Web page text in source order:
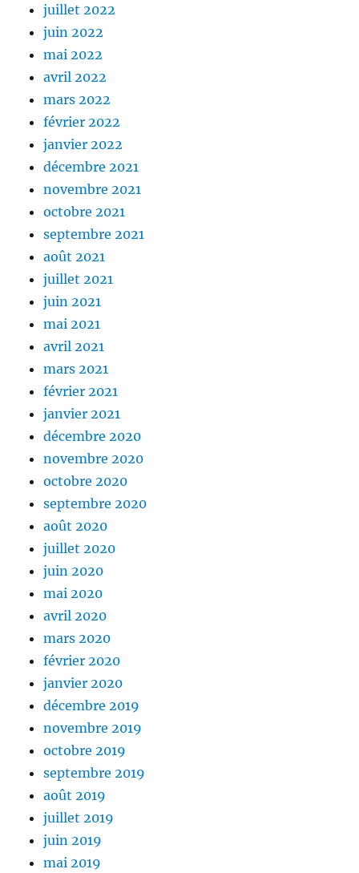
juillet 2022
juin 2022
mai 2022
avril 2022
mars 2022
février 2022
janvier 2022
décembre 2021
novembre 2021
octobre 2021
septembre 2021
août 2021
juillet 2021
juin 2021
mai 2021
avril 2021
mars 2021
février 2021
janvier 2021
décembre 2020
novembre 2020
octobre 2020
septembre 2020
août 2020
juillet 2020
juin 2020
mai 2020
avril 2020
mars 2020
février 2020
janvier 2020
décembre 2019
novembre 2019
octobre 2019
septembre 2019
août 2019
juillet 2019
juin 2019
mai 2019